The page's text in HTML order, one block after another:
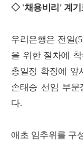
◇ '채용비리' 계기
우리은행은 전일
을 위한 절차에
총일정 확정에 앞
손태승 선임 부문
다.
애초 임추위를 구